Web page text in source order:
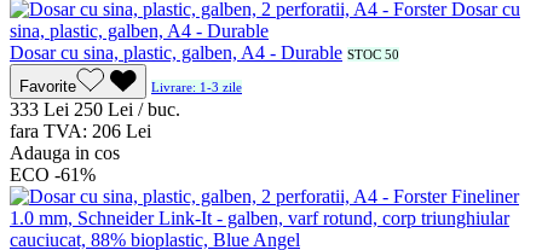
Dosar cu sina, plastic, galben, A4 - Durable STOC 50
Favorite Livrare: 1-3 zile
333 Lei 250 Lei / buc.
fara TVA: 206 Lei
Adauga in cos
ECO -61%